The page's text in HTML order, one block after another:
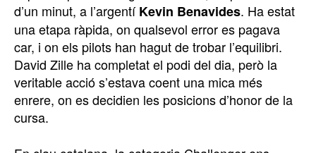
d’un minut, a l’argentíKevin Benavides. Ha estat
una etapa ràpida, on qualsevol error es pagava
car, i on els pilots han hagut de trobar l’equilibri.
David Zille ha completat el podi del dia, però la
veritable acció s’estava coent una mica més
enrere, on es decidien les posicions d’honor de la
cursa.